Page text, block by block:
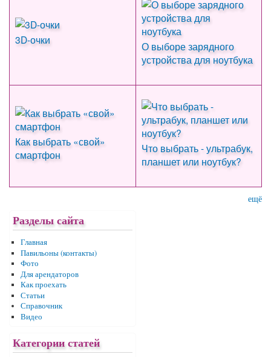
3D-очки
О выборе зарядного
устройства для ноутбука
Как выбрать «свой»
смартфон
Что выбрать - ультрабук,
планшет или ноутбук?
ещё
Разделы сайта
Главная
Павильоны (контакты)
Фото
Для арендаторов
Как проехать
Статьи
Справочник
Видео
Категории статей